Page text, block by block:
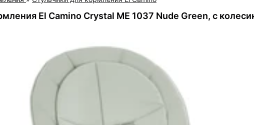
El Camino Crystal ME 1037 Nude Green, с